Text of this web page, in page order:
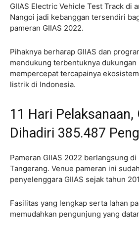
GIIAS Electric Vehicle Test Track di
Nangoi jadi kebanggan tersendiri
pameran GIIAS 2022.
Pihaknya berharap GIIAS dan
mendukung terbentuknya dukungan
mempercepat tercapainya
listrik di Indonesia.
11 Hari Pelaksanaan,
Dihadiri 385.487
Pameran GIIAS 2022 berlangsung di
Tangerang. Venue pameran ini
penyelenggara GIIAS sejak tahun
Fasilitas yang lengkap serta lahan
memudahkan pengunjung yang